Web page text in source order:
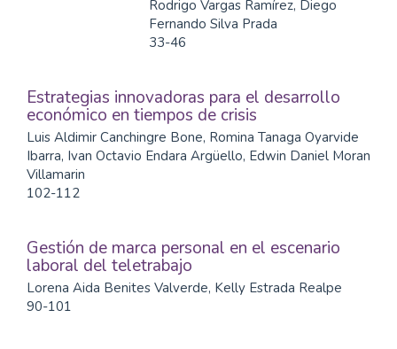
Rodrigo Vargas Ramírez, Diego
Fernando Silva Prada
33-46
Estrategias innovadoras para el desarrollo
económico en tiempos de crisis
Luis Aldimir Canchingre Bone, Romina Tanaga Oyarvide
Ibarra, Ivan Octavio Endara Argüello, Edwin Daniel Moran
Villamarin
102-112
Gestión de marca personal en el escenario
laboral del teletrabajo
Lorena Aida Benites Valverde, Kelly Estrada Realpe
90-101